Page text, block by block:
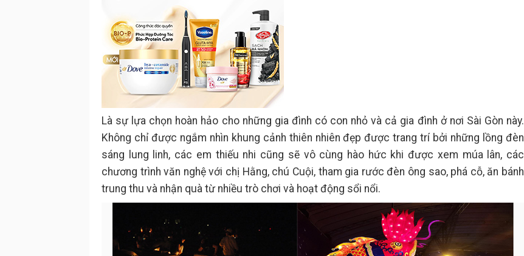
Là sự lựa chọn hoàn hảo cho những gia đình có con nhỏ và cả gia đình ở nơi Sài Gòn này.
Không chỉ được ngắm nhìn khung cảnh thiên nhiên đẹp được trang trí bởi những lồng đèn
sáng lung linh, các em thiếu nhi cũng sẽ vô cùng hào hức khi được xem múa lân, các
chương trình văn nghệ với chị Hằng, chú Cuội, tham gia rước đèn ông sao, phá cỗ, ăn bánh
trung thu và nhận quà từ nhiều trò chơi và hoạt động sổi nổi.